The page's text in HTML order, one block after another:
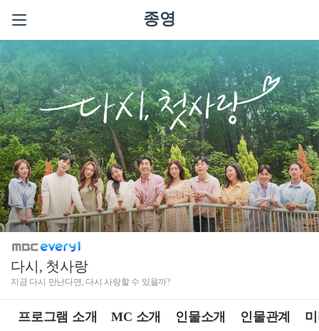
종영
다시, 첫사랑
지금 다시 만난다면, 다시 사랑할 수 있을까?
프로그램 소개 MC 소개 인물소개 인물관계